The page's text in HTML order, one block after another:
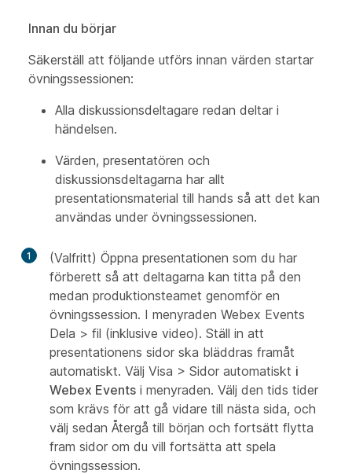
Innan du börjar
Säkerställ att följande utförs innan värden startar
övningssessionen:
Alla diskussionsdeltagare redan deltar i
händelsen.
Värden, presentatören och
diskussionsdeltagarna har allt
presentationsmaterial till hands så att det kan
användas under övningssessionen.
1
(Valfritt) Öppna presentationen som du har
förberett så att deltagarna kan titta på den
medan produktionsteamet genomför en
övningssession. I menyraden Webex Events
Dela > fil (inklusive video). Ställ in att
presentationens sidor ska bläddras framåt
automatiskt. Välj Visa > Sidor automatiskt i
Webex Events i menyraden. Välj den tids tider
som krävs för att gå vidare till nästa sida, och
välj sedan Återgå till början och fortsätt flytta
fram sidor om du vill fortsätta att spela
övningssession.